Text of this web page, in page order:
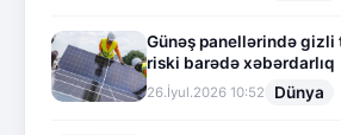
Günəş panellərində gizli
riski barədə xəbərdarlıq
26.İyul.2026 10:52 Dünya